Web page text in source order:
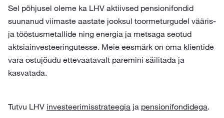
Sel põhjusel oleme ka LHV aktiivsed pensionifondid
suunanud viimaste aastate jooksul toormeturgudel vääris-
ja tööstusmetallide ning energia ja metsaga seotud
aktsiainvesteeringutesse. Meie eesmärk on oma klientide
vara ostujõudu ettevaatavalt paremini säilitada ja
kasvatada.
Tutvu LHV investeerimisstrateegia ja pensionifondidega.